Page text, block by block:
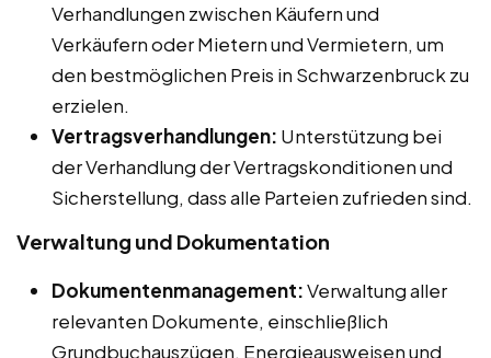
Verhandlungen zwischen Käufern und
Verkäufern oder Mietern und Vermietern, um
den bestmöglichen Preis in Schwarzenbruck zu
erzielen.
Vertragsverhandlungen: Unterstützung bei
der Verhandlung der Vertragskonditionen und
Sicherstellung, dass alle Parteien zufrieden sind.
Verwaltung und Dokumentation
Dokumentenmanagement:Verwaltung aller
relevanten Dokumente, einschließlich
Grundbuchauszügen, Energieausweisen und